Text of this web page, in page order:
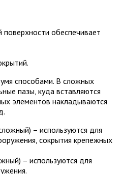
обеспечивает
способами. В сложных
пазы, куда вставляются
элементов накладываются
– используются для
сокрытия крепежных
– используются для